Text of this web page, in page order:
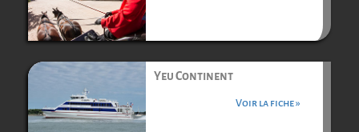
Yeu Continent
Voir la fiche »